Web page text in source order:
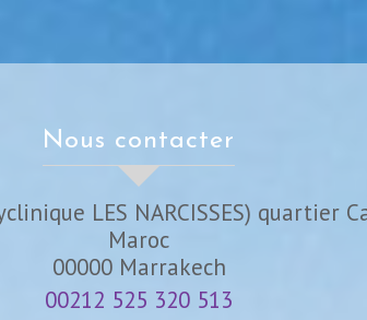
nous contacter
LES NARCISSES) quartier
Maroc
00000 Marrakech
00212 525 320 513